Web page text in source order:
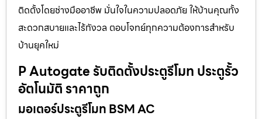
ติดตั้งโดยช่างมืออาชีพ มั่นใจในความปลอดภัย ให้บ้านคุณทั้ง
สะดวกสบายและไร้กังวล ตอบโจทย์ทุกความต้องการสำหรับ
บ้านยุคใหม่
P Autogate รับติดตั้งประตูรีโมท ประตูรั้ว
อัตโนมัติ ราคาถูก
มอเตอร์ประตูรีโมท BSM AC